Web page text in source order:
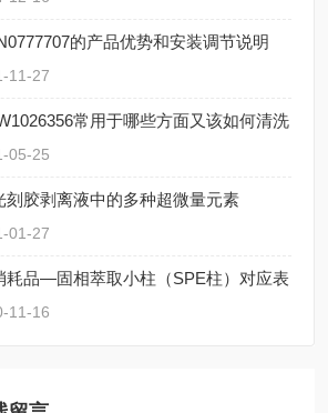
的产品优势和安装调节说明
11-27
常用于哪些方面又该如何清洗
05-25
刻胶剥离液中的多种超微量元素
01-27
耗品—固相萃取小柱（SPE柱）对应表
11-16